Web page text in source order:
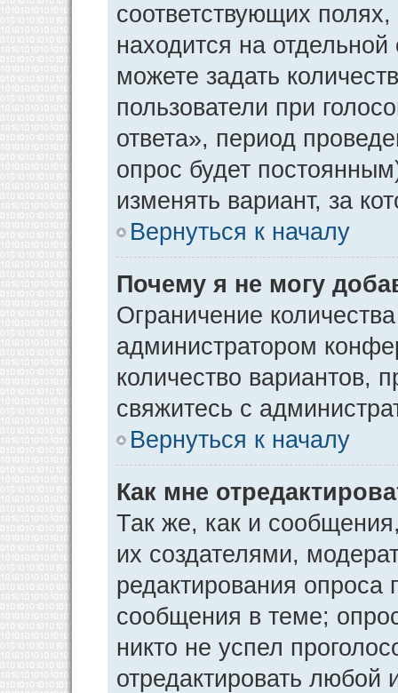
соответствующих
находится на
можете задать
пользователи при
ответа», период
опрос будет
изменять вариант, за
Вернуться к началу
Почему я не могу
Ограничение
администратором
количество вариантов,
свяжитесь с
Вернуться к началу
Как мне
Так же, как и
их создателями,
редактирования опроса
сообщения в теме;
никто не успел
отредактировать любой